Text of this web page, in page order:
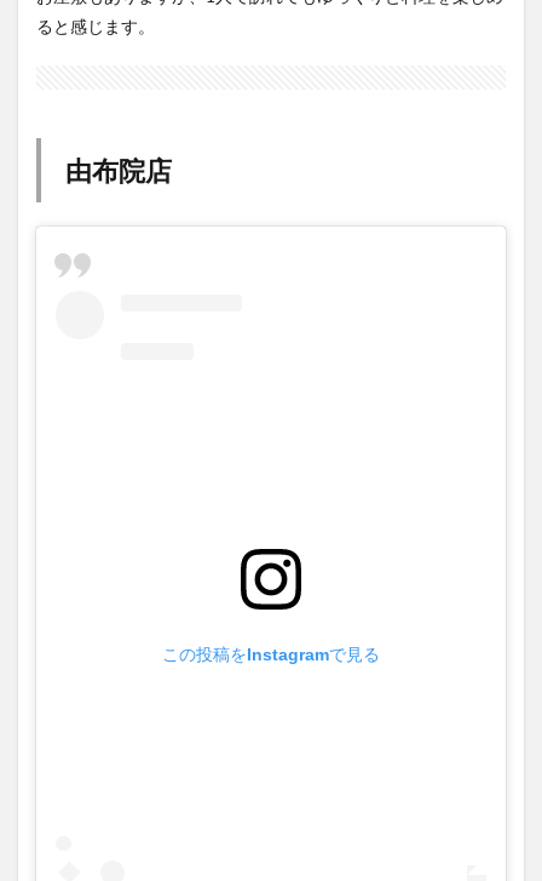
この投稿をInstagramで見る